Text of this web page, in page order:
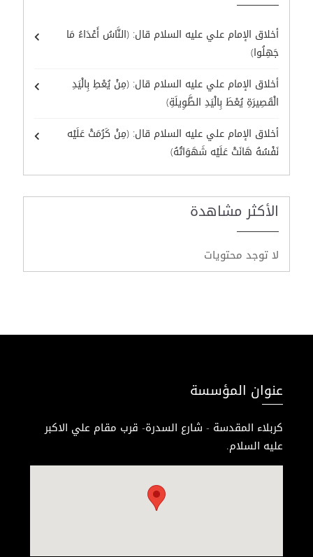
أخلاق الإمام علي عليه السلام قال: (النَّاسُ أَعْدَاءُ مَا
جَهِلُوا)
أخلاق الإمام علي عليه السلام قال: (مِنْ يُعْطِ بِالْيَدِ
الْقَصِيرَةِ يُعْطَ بِالْيَدِ الطَّوِيلَةِ)
أخلاق الإمام علي عليه السلام قال: (مِنْ كَرُمَتْ عَلَيْه
نَفْسُهُ هَانَتْ عَلَيْه شَهَوَاتُهُ)
الأكثر مشاهدة
لا توجد محتويات
عنوان المؤسسة
كربلاء المقدسة - شارع السدرة- قرب مقام علي الاكبر
عليه السلام.